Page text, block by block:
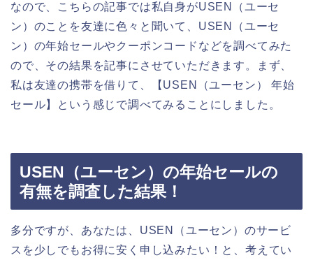
なので、こちらの記事では私自身がUSEN（ユーセ
ン）のことを友達に色々と聞いて、USEN（ユーセ
ン）の年始セールやクーポンコードなどを調べてみた
ので、その結果を記事にさせていただきます。まず、
私は友達の携帯を借りて、【USEN（ユーセン） 年始
セール】という感じで調べてみることにしました。
USEN（ユーセン）の年始セールの
有無を調査した結果！
多分ですが、あなたは、USEN（ユーセン）のサービ
スを少しでもお得に安く申し込みたい！と、考えてい